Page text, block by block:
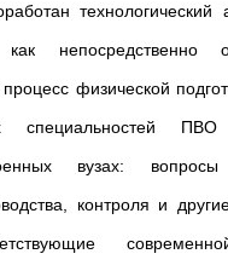
технологический
непосредственно
физической
вузах: вопросы
контроля и